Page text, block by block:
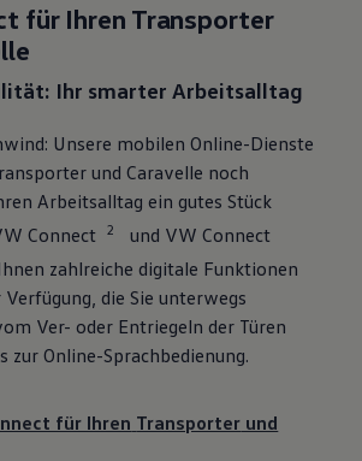
für Ihren Transporter
Ihr smarter Arbeitsalltag
Unsere mobilen Online-Dienste
und Caravelle noch
Arbeitsalltag ein gutes Stück
Connect
2
und VW Connect
zahlreiche digitale Funktionen
Verfügung, die Sie unterwegs
Ver- oder Entriegeln der Türen
zur Online-Sprachbedienung.
für Ihren Transporter und